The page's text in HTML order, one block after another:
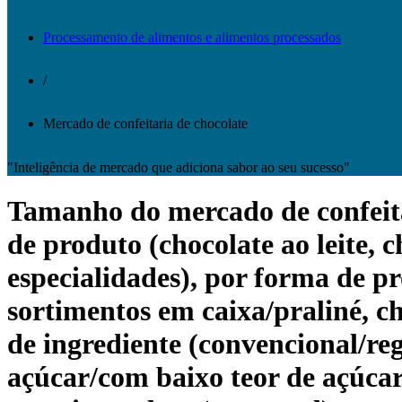
Processamento de alimentos e alimentos processados
/
Mercado de confeitaria de chocolate
"Inteligência de mercado que adiciona sabor ao seu sucesso"
Tamanho do mercado de
de produto (chocolate ao leite,
especialidades), por forma de
sortimentos em caixa/praliné,
de ingrediente (convencional/
açúcar/com baixo teor de